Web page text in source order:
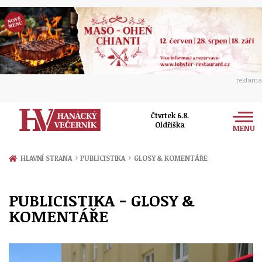
reklama
Čtvrtek 6.8.
Oldřiška
MENU
Zprávy
Prostějov
Přerov
Politika
Ekonomika
Kultura
HLAVNÍ STRANA › PUBLICISTIKA › GLOSY & KOMENTÁŘE
PUBLICISTIKA - GLOSY &
KOMENTÁŘE